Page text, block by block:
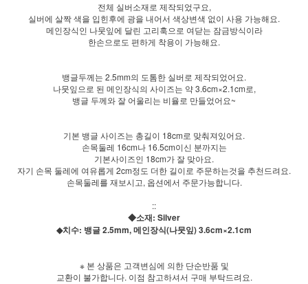
전체 실버소재로 제작되었구요,
실버에 살짝 색을 입힌후에 광을 내어서 색상변색 없이 사용 가능해요.
메인장식인 나뭇잎에 달린 고리훅으로 여닫는 잠금방식이라
한손으로도 편하게 착용이 가능해요.
뱅글두께는 2.5mm의 도톰한 실버로 제작되었어요.
나뭇잎으로 된 메인장식의 사이즈는 약 3.6cm×2.1cm로,
뱅글 두께와 잘 어울리는 비율로 만들었어요~
기본 뱅글 사이즈는 총길이 18cm로 맞춰져있어요.
손목둘레 16cm나 16.5cm이신 분까지는
기본사이즈인 18cm가 잘 맞아요.
자기 손목 둘레에 여유롭게 2cm정도 더한 길이로 주문하는것을 추천드려요.
손목둘레를 재보시고, 옵션에서 주문가능합니다.
::
◆소재: Silver
◆치수: 뱅글 2.5mm, 메인장식(나뭇잎) 3.6cm×2.1cm
※ 본 상품은 고객변심에 의한 단순반품 및
교환이 불가합니다. 이점 참고하셔서 구매 부탁드려요.